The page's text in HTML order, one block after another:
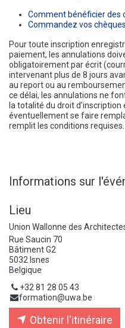
Comment bénéficier des
Commandez vos
Pour toute inscription
paiement, les annulations
obligatoirement par écrit
intervenant plus de 8 jours
au report ou au
ce délai, les annulations ne
la totalité du droit
éventuellement se faire
remplit les conditions requises.
Informations sur
Lieu
Union Wallonne des
Rue Saucin 70
Bâtiment G2
5032 Isnes
Belgique
+32 81 28 05 43
formation@uwa.be
Obtenir l'itinéraire